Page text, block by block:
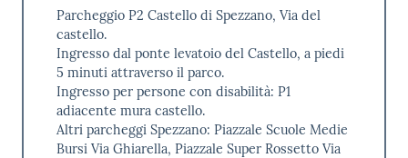
Parcheggio P2 Castello di Spezzano, Via del
castello.
Ingresso dal ponte levatoio del Castello, a piedi
5 minuti attraverso il parco.
Ingresso per persone con disabilità: P1
adiacente mura castello.
Altri parcheggi Spezzano: Piazzale Scuole Medie
Bursi Via Ghiarella, Piazzale Super Rossetto Via